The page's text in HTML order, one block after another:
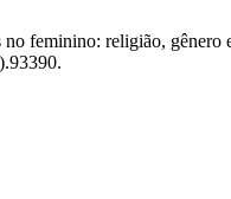
no feminino: religião, gênero